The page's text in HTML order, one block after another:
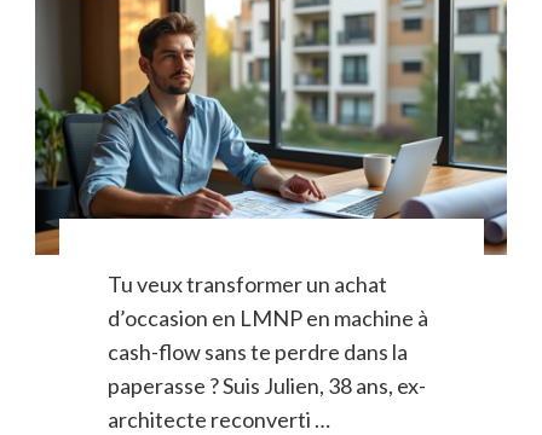
Tu veux transformer un achat
d’occasion en LMNP en machine à
cash-flow sans te perdre dans la
paperasse ? Suis Julien, 38 ans, ex-
architecte reconverti …